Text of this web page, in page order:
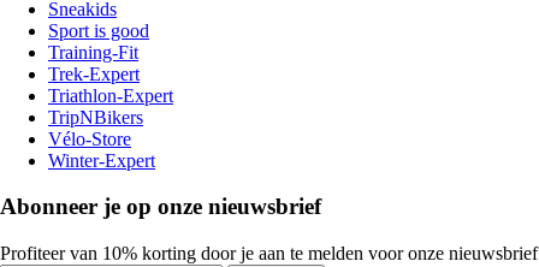
Sneakids
Sport is good
Training-Fit
Trek-Expert
Triathlon-Expert
TripNBikers
Vélo-Store
Winter-Expert
Abonneer je op onze nieuwsbrief
Profiteer van 10% korting door je aan te melden voor onze nieuwsbrief